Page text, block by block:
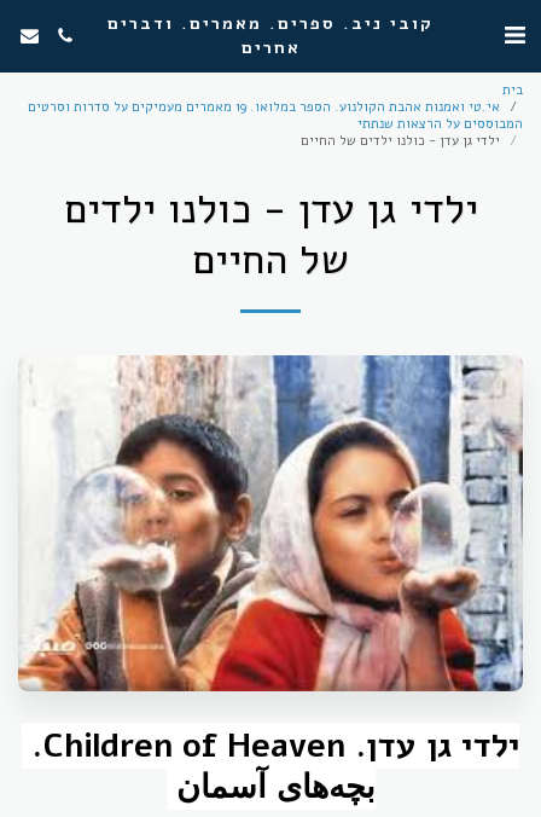
קובי ניב. ספרים. מאמרים. ודברים
אחרים
בית
אי.טי ואמנות אהבת הקולנוע. הספר במלואו. 19 מאמרים מעמיקים על סדרות וסרטים
המבוססים על הרצאות שנתתי
ילדי גן עדן - כולנו ילדים של החיים
ילדי גן עדן - כולנו ילדים
של החיים
ילדי גן עדן. Children of Heaven.
بچه‌های آسمان